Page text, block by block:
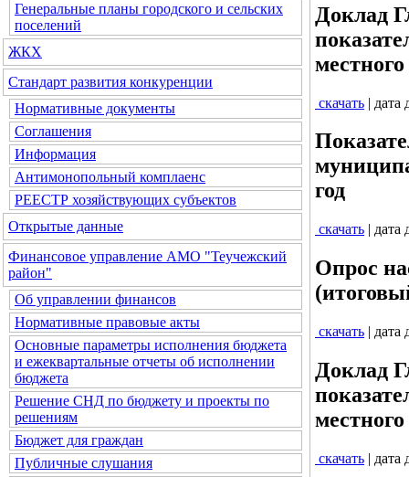
Генеральные планы городского и сельских
поселений
ЖКХ
Стандарт развития конкуренции
Нормативные документы
Соглашения
Информация
Антимонопольный комплаенс
РЕЕСТР хозяйствующих субъектов
Открытые данные
Финансовое управление АМО "Теучежский
район"
Об управлении финансов
Нормативные правовые акты
Основные параметры исполнения бюджета
и ежеквартальные отчеты об исполнении
бюджета
Решение СНД по бюджету и проекты по
решениям
Бюджет для граждан
Публичные слушания
Доклад
скачать | дата
год
скачать | дата
Опрос
скачать | дата
Доклад
скачать | дата